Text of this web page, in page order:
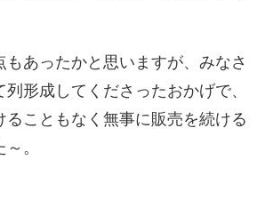
もあったかと思いますが、みなさ
形成してくださったおかげで、
ることもなく無事に販売を続ける
。